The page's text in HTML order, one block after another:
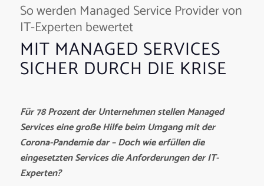
So werden Managed Service Provider von
IT-Experten bewertet
MIT MANAGED SERVICES
SICHER DURCH DIE KRISE
Für 78 Prozent der Unternehmen stellen Managed
Services eine große Hilfe beim Umgang mit der
Corona-Pandemie dar – Doch wie erfüllen die
eingesetzten Services die Anforderungen der IT-
Experten?